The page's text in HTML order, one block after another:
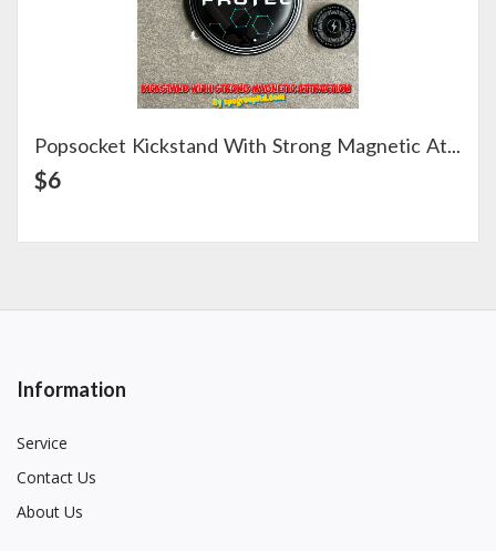
Popsocket Kickstand With Strong Magnetic Attraction
$6
View Detail
Information
Service
Contact Us
About Us